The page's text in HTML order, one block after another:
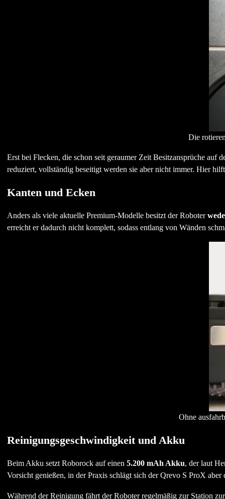
Die
Erst bei Flecken, die schon seit geraumer Zeit Besitzansprüche auf
reduziert, vollständig beseitigt werden sie aber nicht immer. Hier
Kanten und Ecken
Anders als viele aktuelle Premium-Modelle besitzt der Roboter
erreicht er dadurch nicht komplett, sodass entlang von Wänden
Ohne
Reinigungsgeschwindigkeit und Akku
Beim Akku setzt Roborock auf einen 5.200 mAh Akku, der laut
Vorsicht genießen, in der Praxis schlägt sich der Qrevo S ProX
Während der Reinigung fährt der Roboter regelmäßig zur Station